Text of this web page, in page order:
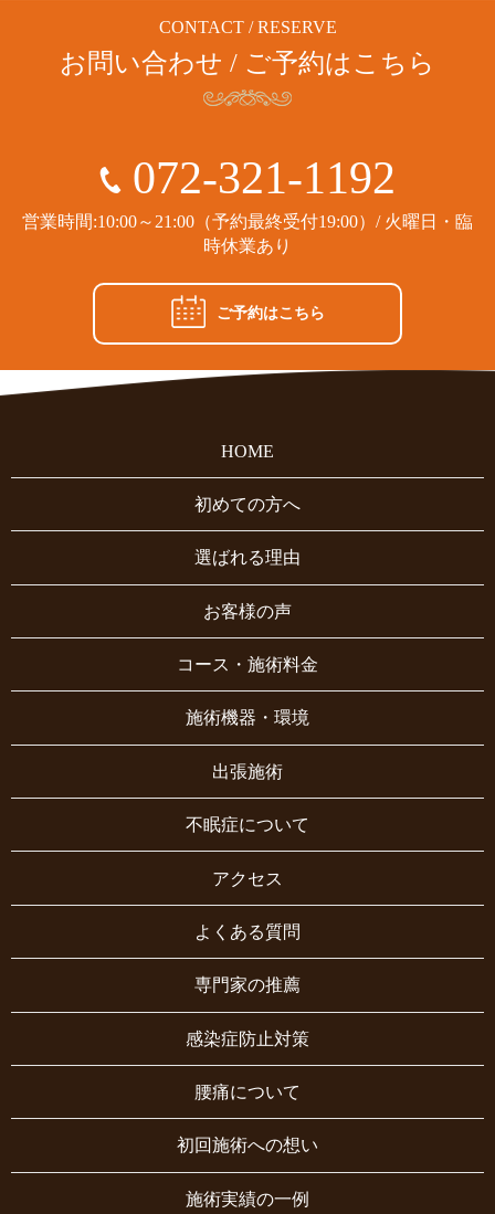
CONTACT / RESERVE
お問い合わせ / ご予約はこちら
072-321-1192
営業時間:10:00～21:00（予約最終受付19:00）/ 火曜日・臨
時休業あり
ご予約はこちら
HOME
初めての方へ
選ばれる理由
お客様の声
コース・施術料金
施術機器・環境
出張施術
不眠症について
アクセス
よくある質問
専門家の推薦
感染症防止対策
腰痛について
初回施術への想い
施術実績の一例